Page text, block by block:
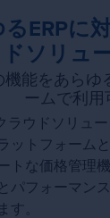
ERPに
ソリュ
機能をあらゆ
ームで利用
ラウドソリュ
ットフォーム
トな価格管理
パフォーマン
す。